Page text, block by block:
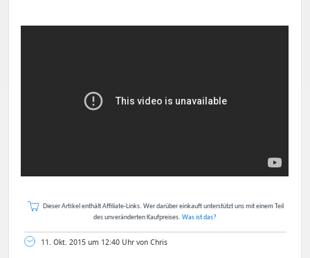
Dieser Artikel enthält Affiliate-Links. Wer darüber einkauft unterstützt uns mit einem Teil
des unveränderten Kaufpreises. Was ist das?
11. Okt. 2015 um 12:40 Uhr von Chris